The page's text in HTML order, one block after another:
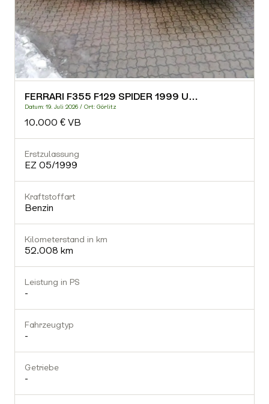
Kraftstoffart
-
Kilometerstand in km
-
-
FERRARI F355 F129 SPIDER 1999 U…
Datum: 19. Juli 2026 / Ort: Görlitz
10.000 € VB
Erstzulassung
EZ 05/1999
Kraftstoffart
Benzin
Kilometerstand in km
52.008 km
Leistung in PS
-
Fahrzeugtyp
-
Getriebe
-